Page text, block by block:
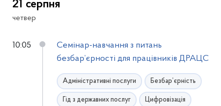
21 серпня
четвер
10:05
Семінар-навчання з питань
безбар’єрності для працівників ДРАЦС
Адміністративні послуги Безбар’єрність
Гід з державних послуг Цифровізація